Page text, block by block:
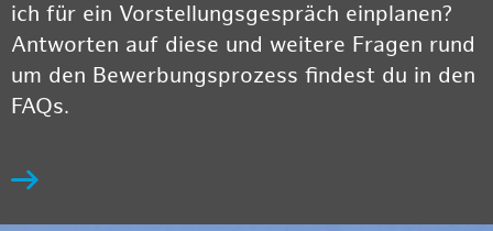
ich für ein Vorstellungsgespräch einplanen?
Antworten auf diese und weitere Fragen rund
um den Bewerbungsprozess findest du in den
FAQs.